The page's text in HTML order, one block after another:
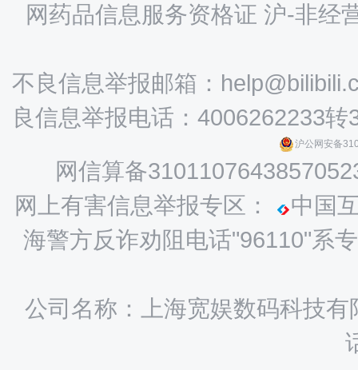
网药品信息服务资格证 沪-非经
不良信息举报邮箱：
良信息举报电话：4006262233转
沪公网安备
网信算备
网上有害信息举报专区：
中国
海警方反诈劝阻电话"96110"系
公司名称：上海宽娱数码科技有